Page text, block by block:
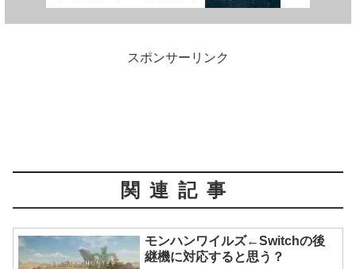
スポンサーリンク
関連記事
モンハンワイルズ←Switchの後
継機に対応すると思う？